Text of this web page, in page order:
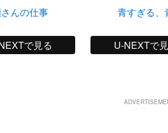
んの仕事
で見る
青すぎる、
U-NEXTで